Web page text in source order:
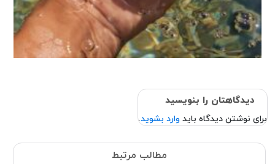
دیدگاهتان را بنویسید
برای نوشتن دیدگاه باید وارد بشوید.
مطالب مرتبط